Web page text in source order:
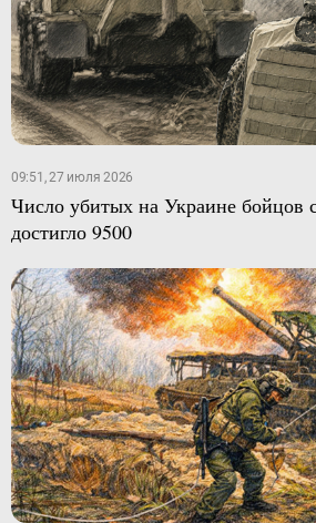
09:51, 27 июля 2026
Число убитых на Украине бойцов
достигло 9500